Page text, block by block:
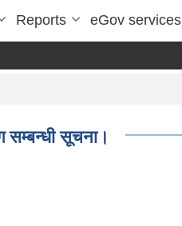
Reports eGov services
सम्बन्धी सूचना।